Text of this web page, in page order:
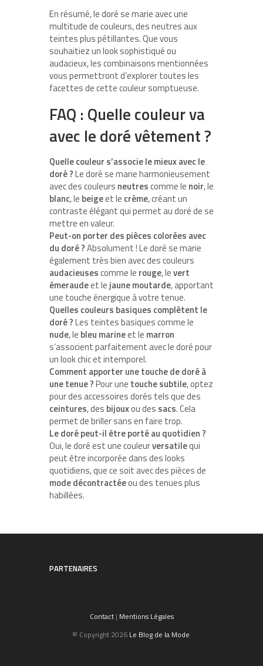
En résumé, le doré se marie avec une
multitude de couleurs, des neutres aux
teintes plus pétillantes. Que vous
souhaitiez un look sophistiqué ou
audacieux, les combinaisons mentionnées
vous permettront d’explorer toutes les
facettes de cette couleur somptueuse.
FAQ : Quelle couleur va
avec le doré vêtement ?
Quelle couleur s’associe le mieux avec le
doré ?Le doré se marie harmonieusement
avec des couleurs neutrescomme le noir, le
blanc, le beigeet le crème, créant un
contraste élégant qui permet au doré de se
mettre en valeur.
Peut-on porter des pièces colorées avec
du doré ?Absolument ! Le doré se marie
également très bien avec des couleurs
audacieusescomme le rouge, levert
émeraudeet le jaune moutarde, apportant
une touche énergique à votre tenue.
Quelles couleurs basiques complètent le
doré ?Les teintes basiques comme le
nude, le bleu marineet le marron
s’associent parfaitement avec le doré pour
un look chic et intemporel.
Comment apporter une touche de doré à
une tenue ?Pour une touche subtile, optez
pour des accessoires dorés tels que des
ceintures, des bijouxou des sacs. Cela
permet de briller sans en faire trop.
Le doré peut-il être porté au quotidien ?
Oui, le doré est une couleurversatilequi
peut être incorporée dans des looks
quotidiens, que ce soit avec des pièces de
mode décontractéeou des tenues plus
habillées.
PARTENAIRES
Contact| Mentions Légales
© Copyright 2026 Le Blog de la Mode.